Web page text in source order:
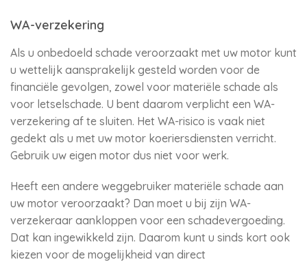
WA-verzekering
Als u onbedoeld schade veroorzaakt met uw motor kunt
u wettelijk aansprakelijk gesteld worden voor de
financiële gevolgen, zowel voor materiële schade als
voor letselschade. U bent daarom verplicht een WA-
verzekering af te sluiten. Het WA-risico is vaak niet
gedekt als u met uw motor koeriersdiensten verricht.
Gebruik uw eigen motor dus niet voor werk.
Heeft een andere weggebruiker materiële schade aan
uw motor veroorzaakt? Dan moet u bij zijn WA-
verzekeraar aankloppen voor een schadevergoeding.
Dat kan ingewikkeld zijn. Daarom kunt u sinds kort ook
kiezen voor de mogelijkheid van direct